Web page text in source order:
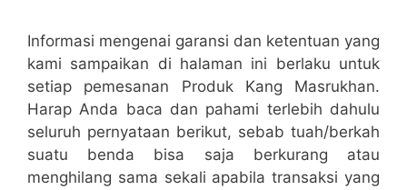
Informasi mengenai garansi dan ketentuan yang
kami sampaikan di halaman ini berlaku untuk
setiap pemesanan Produk Kang Masrukhan.
Harap Anda baca dan pahami terlebih dahulu
seluruh pernyataan berikut, sebab tuah/berkah
suatu benda bisa saja berkurang atau
menghilang sama sekali apabila transaksi yang